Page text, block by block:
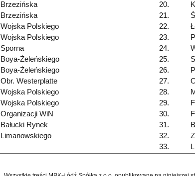
Brzezińska
20.
Brzezińska
21.
Wojska Polskiego
22.
Wojska Polskiego
23.
Sporna
24.
Boya-Żeleńskiego
25.
Boya-Żeleńskiego
26.
Obr. Westerplatte
27.
Wojska Polskiego
28.
Wojska Polskiego
29.
Organizacji WiN
30.
Bałucki Rynek
31.
Limanowskiego
32.
33.